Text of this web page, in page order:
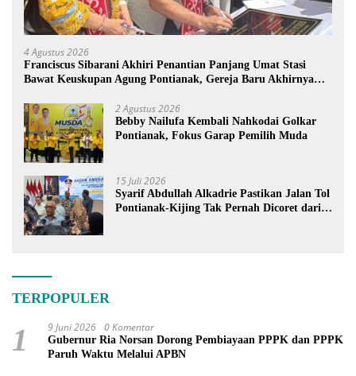
4 Agustus 2026
Franciscus Sibarani Akhiri Penantian Panjang Umat Stasi
Bawat Keuskupan Agung Pontianak, Gereja Baru Akhirnya
2 Agustus 2026
Bebby Nailufa Kembali Nahkodai Golkar
Pontianak, Fokus Garap Pemilih Muda
15 Juli 2026
Syarif Abdullah Alkadrie Pastikan Jalan Tol
Pontianak-Kijing Tak Pernah Dicoret dari
TERPOPULER
1 9 Juni 2026 0 Komentar
Gubernur Ria Norsan Dorong Pembiayaan PPPK dan PPPK
Paruh Waktu Melalui APBN